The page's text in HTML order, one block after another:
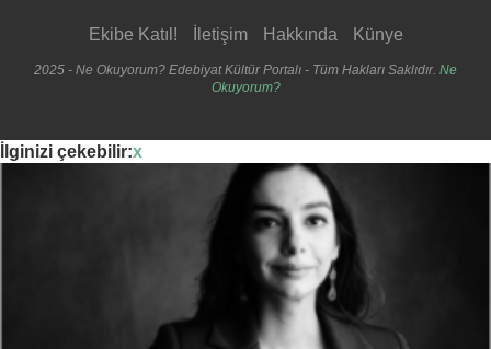
Ekibe Katıl! İletişim Hakkında Künye
2025 - Ne Okuyorum? Edebiyat Kültür Portalı - Tüm Hakları Saklıdır. Ne
Okuyorum?
İlginizi çekebilir:x